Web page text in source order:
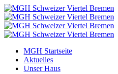
MGH Startseite
Aktuelles
Unser Haus